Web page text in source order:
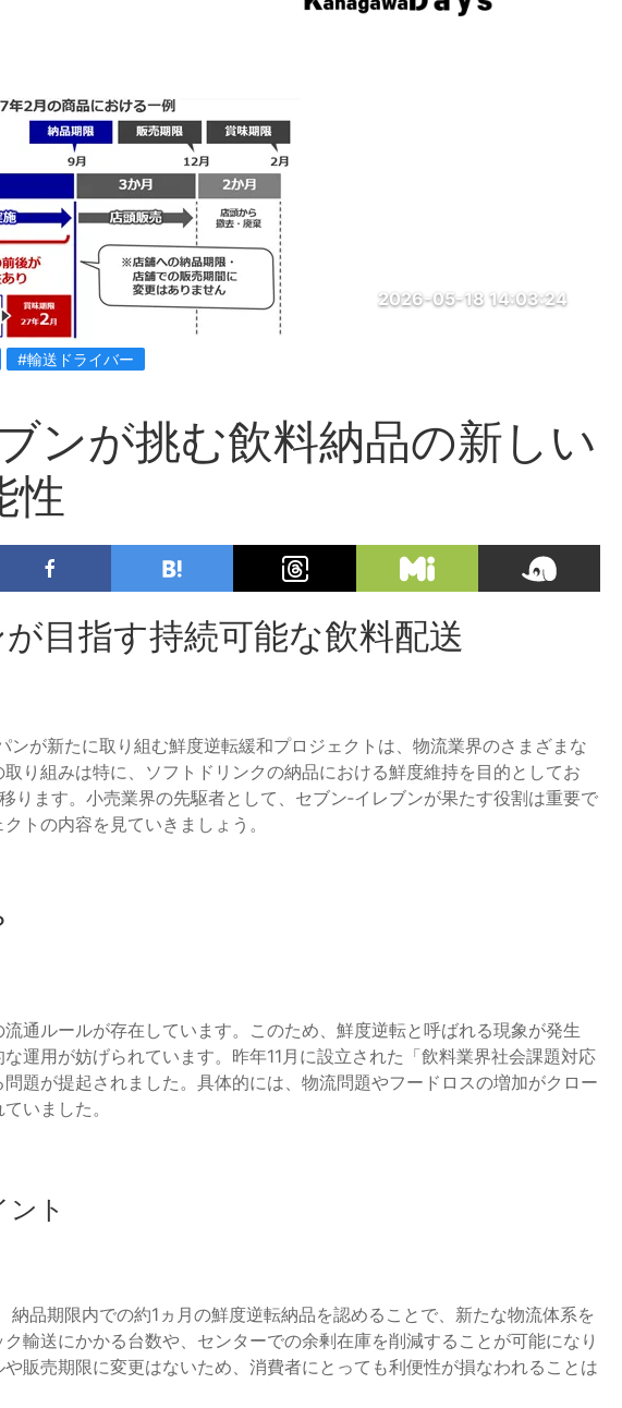
2026-05-18 14:03:24
#輸送ドライバー
ンが挑む飲料納品の新しい
性
目指す持続可能な飲料配送
ンが新たに取り組む鮮度逆転緩和プロジェクトは、物流業界のさまざまな
り組みは特に、ソフトドリンクの納品における鮮度維持を目的としてお
ります。小売業界の先駆者として、セブン‐イレブンが果たす役割は重要で
トの内容を見ていきましょう。
通ルールが存在しています。このため、鮮度逆転と呼ばれる現象が発生
運用が妨げられています。昨年11月に設立された「飲料業界社会課題対応
題が提起されました。具体的には、物流問題やフードロスの増加がクロー
いました。
ト
納品期限内での約1ヵ月の鮮度逆転納品を認めることで、新たな物流体系を
輸送にかかる台数や、センターでの余剰在庫を削減することが可能になり
販売期限に変更はないため、消費者にとっても利便性が損なわれることは